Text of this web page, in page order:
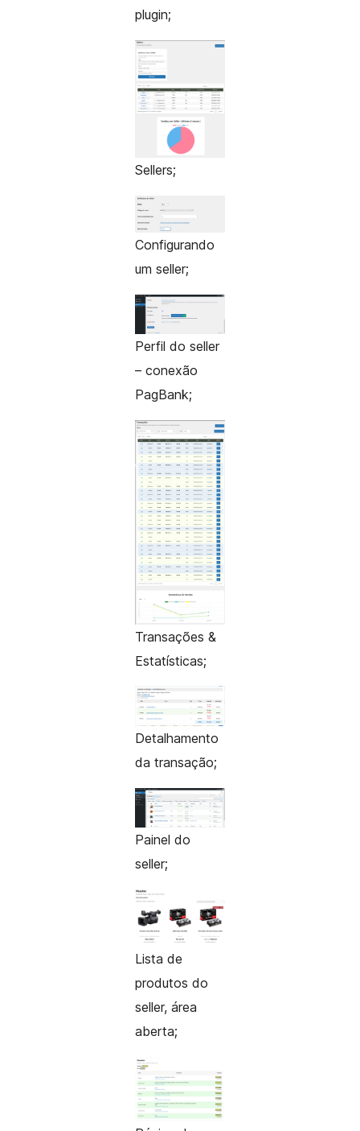
plugin;
Sellers;
Configurando
um seller;
Perfil do seller
– conexão
PagBank;
Transações &
Estatísticas;
Detalhamento
da transação;
Painel do
seller;
Lista de
produtos do
seller, área
aberta;